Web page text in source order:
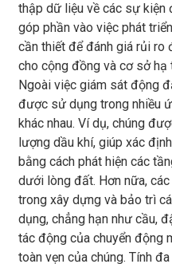
thập dữ liệu về các sự kiện
góp phần vào việc phát
cần thiết để đánh giá rủi ro
cho cộng đồng và cơ sở hạ
Ngoài việc giám sát động
được sử dụng trong nhiều
khác nhau. Ví dụ, chúng
lượng dầu khí, giúp xác
bằng cách phát hiện các
dưới lòng đất. Hơn nữa,
trong xây dựng và bảo trì
dụng, chẳng hạn như cầu,
tác động của chuyển động
toàn vẹn của chúng. Tính